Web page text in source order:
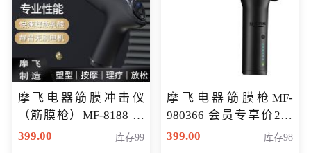
摩飞电器筋膜冲击仪
（筋膜枪）MF-8188 会
员专享价268元
399.00 库存99
摩飞电器筋膜枪MF-
980366 会员专享价299
元
399.00 库存98